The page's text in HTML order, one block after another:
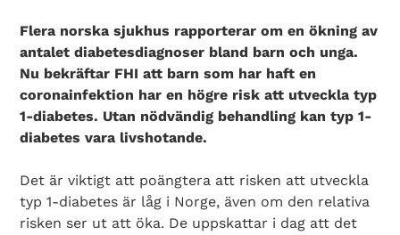
Flera norska sjukhus rapporterar om en ökning av
antalet diabetesdiagnoser bland barn och unga.
Nu bekräftar FHI att barn som har haft en
coronainfektion har en högre risk att utveckla typ
1-diabetes. Utan nödvändig behandling kan typ 1-
diabetes vara livshotande.
Det är viktigt att poängtera att risken att utveckla
typ 1-diabetes är låg i Norge, även om den relativa
risken ser ut att öka. De uppskattar i dag att det